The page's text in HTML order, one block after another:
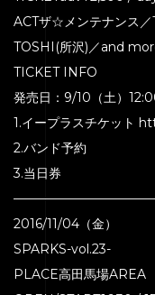
ACTザ☆メンテナンス
TOSHI(所沢)／and
TICKET INFO
発売日：9/10（土）
1.イープラスチケット
2.バンド予約
3.当日券
2016/11/04（金）
SPARKS-vol.23-
PLACE高田馬場AREA